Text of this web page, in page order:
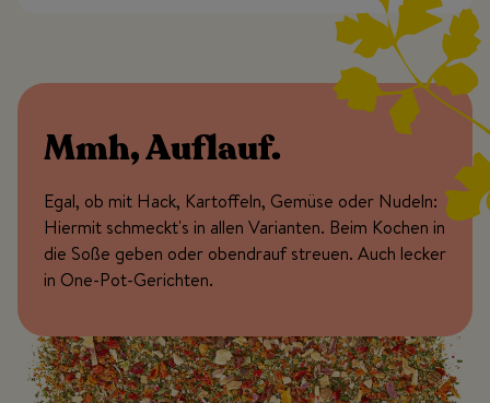
Mmh, Auflauf.
Egal, ob mit Hack, Kartoffeln, Gemüse oder Nudeln:
Hiermit schmeckt's in allen Varianten. Beim Kochen in
die Soße geben oder obendrauf streuen. Auch lecker
in One-Pot-Gerichten.